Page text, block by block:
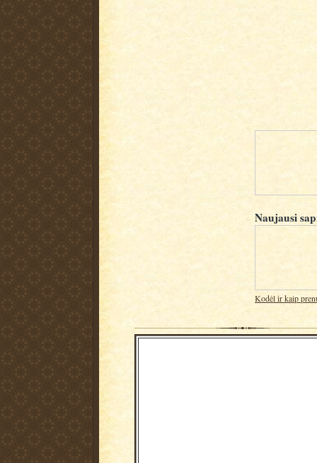
Naujausi
Kodėl ir kaip